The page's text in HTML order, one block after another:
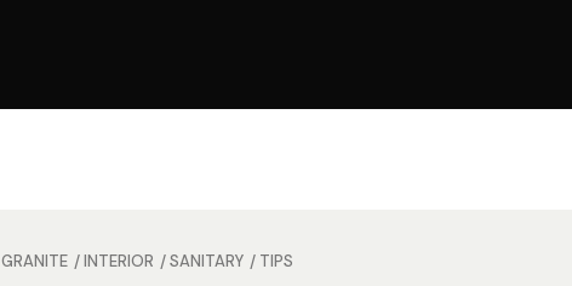
GRANITE INTERIOR SANITARY TIPS